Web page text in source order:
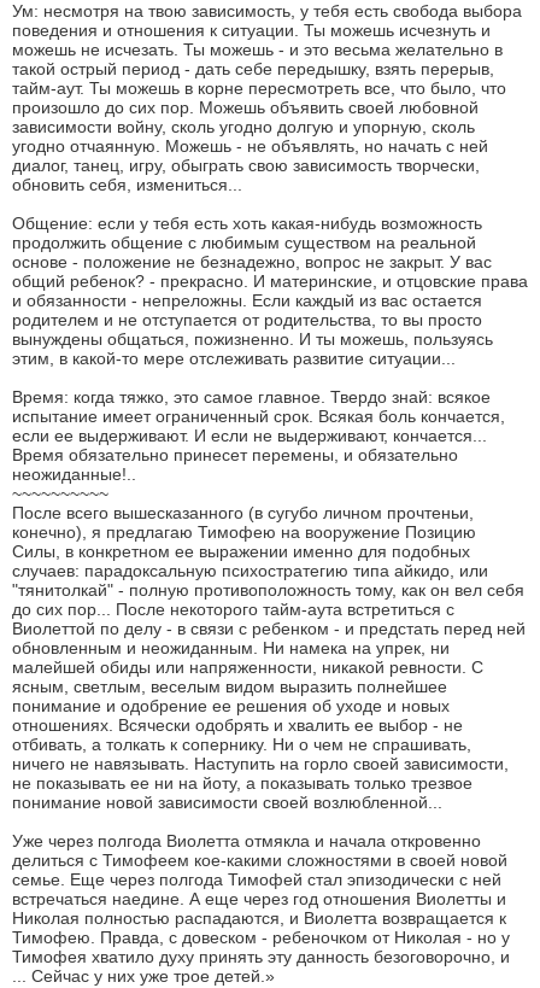
Ум: несмотря на твою зависимость, у тебя есть свобода выбора
поведения и отношения к ситуации. Ты можешь исчезнуть и
можешь не исчезать. Ты можешь - и это весьма желательно в
такой острый период - дать себе передышку, взять перерыв,
тайм-аут. Ты можешь в корне пересмотреть все, что было, что
произошло до сих пор. Можешь объявить своей любовной
зависимости войну, сколь угодно долгую и упорную, сколь
угодно отчаянную. Можешь - не объявлять, но начать с ней
диалог, танец, игру, обыграть свою зависимость творчески,
обновить себя, измениться...
Общение: если у тебя есть хоть какая-нибудь возможность
продолжить общение с любимым существом на реальной
основе - положение не безнадежно, вопрос не закрыт. У вас
общий ребенок? - прекрасно. И материнские, и отцовские права
и обязанности - непреложны. Если каждый из вас остается
родителем и не отступается от родительства, то вы просто
вынуждены общаться, пожизненно. И ты можешь, пользуясь
этим, в какой-то мере отслеживать развитие ситуации...
Время: когда тяжко, это самое главное. Твердо знай: всякое
испытание имеет ограниченный срок. Всякая боль кончается,
если ее выдерживают. И если не выдерживают, кончается...
Время обязательно принесет перемены, и обязательно
неожиданные!..
~~~~~~~~~~
После всего вышесказанного (в сугубо личном прочтеньи,
конечно), я предлагаю Тимофею на вооружение Позицию
Силы, в конкретном ее выражении именно для подобных
случаев: парадоксальную психостратегию типа айкидо, или
"тянитолкай" - полную противоположность тому, как он вел себя
до сих пор... После некоторого тайм-аута встретиться с
Виолеттой по делу - в связи с ребенком - и предстать перед ней
обновленным и неожиданным. Ни намека на упрек, ни
малейшей обиды или напряженности, никакой ревности. С
ясным, светлым, веселым видом выразить полнейшее
понимание и одобрение ее решения об уходе и новых
отношениях. Всячески одобрять и хвалить ее выбор - не
отбивать, а толкать к сопернику. Ни о чем не спрашивать,
ничего не навязывать. Наступить на горло своей зависимости,
не показывать ее ни на йоту, а показывать только трезвое
понимание новой зависимости своей возлюбленной...
Уже через полгода Виолетта отмякла и начала откровенно
делиться с Тимофеем кое-какими сложностями в своей новой
семье. Еще через полгода Тимофей стал эпизодически с ней
встречаться наедине. А еще через год отношения Виолетты и
Николая полностью распадаются, и Виолетта возвращается к
Тимофею. Правда, с довеском - ребеночком от Николая - но у
Тимофея хватило духу принять эту данность безоговорочно, и
... Сейчас у них уже трое детей.»